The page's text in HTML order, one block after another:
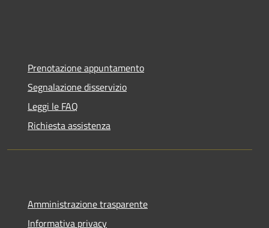
Prenotazione appuntamento
Segnalazione disservizio
Leggi le FAQ
Richiesta assistenza
Amministrazione trasparente
Informativa privacy